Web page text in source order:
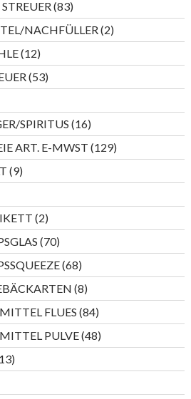
8383
Produkte
NACHFÜLLER 22
Produkte
1212
Produkte
5353
Produkte
SPIRITUS 1616
Produkte
ART. E-MWST 129129
Produkte
99
Produkte
22
Produkte
7070
Produkte
6868
Produkte
88
Produkte
FLUES 8484
Produkte
PULVE 4848
Produkte
1313
Produkte